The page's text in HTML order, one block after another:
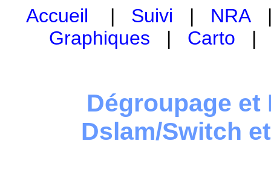
Accueil | Suivi | NRA
Graphiques | Carto
Dégroupage et
Dslam/Switch